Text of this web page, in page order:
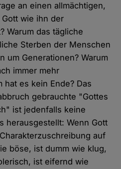
an einen allmächtigen,
wie ihn der
Warum das tägliche
Sterben der Menschen
um Generationen? Warum
immer mehr
hat es kein Ende? Das
gebrauchte "Gottes
ist jedenfalls keine
herausgestellt: Wenn Gott
auf
böse, ist dumm wie klug,
ist eifernd wie